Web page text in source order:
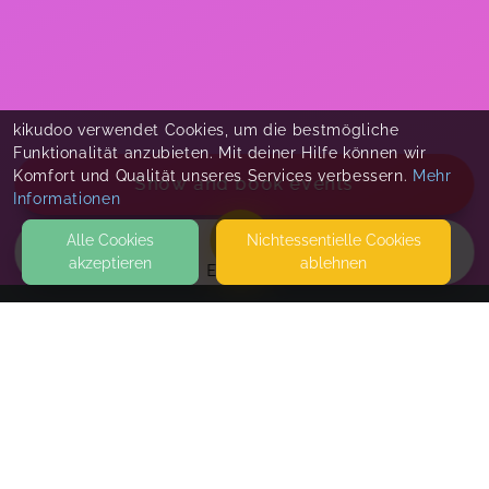
EVENTS
Nicole,Nov 15
Super Workshop
Victoria,
Show and book events
kikudoo verwendet Cookies, um die bestmögliche
Funktionalität anzubieten. Mit deiner Hilfe können wir
Komfort und Qualität unseres Services verbessern. Mehr
Informationen
Alle Cookies
akzeptieren
Nicht­essentielle Cookies
ablehnen